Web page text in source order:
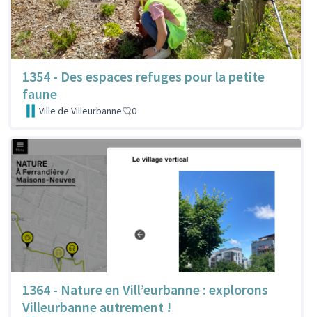
1354 - Des espaces refuges pour la petite
faune
Ville de Villeurbanne 0
1364 - Nature en Vill’eurbanne : explorons
Villeurbanne autrement !